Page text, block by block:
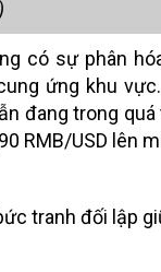
có sự phân
ứng khu
đang trong
RMB/USD lên
tranh đối lập